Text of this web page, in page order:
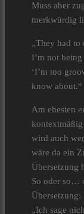
Muss aber
merkwürdig
„They had to
I’m not
‘I’m too
know about.“
Am ehesten
wird auch
wäre da ein
Übersetzung
So oder so…
Übersetzung:
„Ich sage